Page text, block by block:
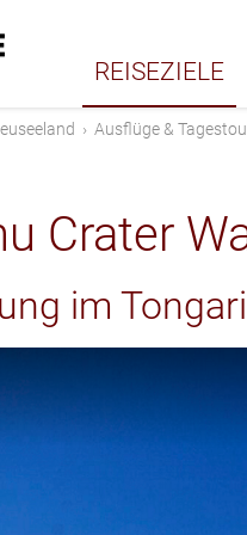
REISEZIELE
› Ausflüge &
Crater
im